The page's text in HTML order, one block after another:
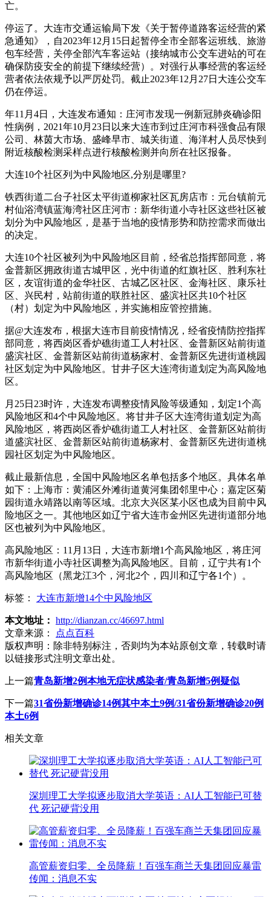
亡。
停运了。大连市交通运输局下发《关于暂停道路客运经营的紧
急通知》，自2023年12月15日起暂停全市全部客运班线、旅游
包车经营，关停全部汽车客运站（接纳城市公交车进站的可在
确保防疫安全的前提下继续经营）。对强行从事经营的客运经
营者依法依规予以严厉处罚。截止2023年12月27日大连公交车
仍在停运。
年11月4日，大连发布通知：庄河市发现一例新冠肺炎确诊阳
性病例，2021年10月23日以来大连市到过庄河市科强食品有限
公司、林茵大市场、盛峰早市、城关街道、海洋村人员尽快到
附近核酸检测采样点进行核酸检测并向所在社区报备。
大连10个社区列为中风险地区,分别是哪里?
铁西街道二台子社区太平街道柳家社区瓦房店市：元台镇前元
村仙浴湾镇蓝海湾社区庄河市：新华街道小寺社区这些社区被
划分为中风险地区，是基于当地的疫情形势和防控需求而做出
的决定。
大连10个社区被列为中风险地区目前，经省总指挥部同意，将
金普新区拥政街道古城甲区，光中街道的红旗社区、胜利东社
区，友谊街道的金华社区、古城乙区社区、金海社区、康乐社
区、兴民村，站前街道的联胜社区、盛滨社区共10个社区
（村）划定为中风险地区，并实施相应管控措施。
据@大连发布，根据大连市目前疫情情况，经省疫情防控指挥
部同意，将西岗区香炉礁街道工人村社区、金普新区站前街道
盛滨社区、金普新区站前街道杨家村、金普新区先进街道桃园
社区划定为中风险地区。甘井子区大连湾街道划定为高风险地
区。
月25日23时许，大连发布调整疫情风险等级通知，划定1个高
风险地区和4个中风险地区。将甘井子区大连湾街道划定为高
风险地区，将西岗区香炉礁街道工人村社区、金普新区站前街
道盛滨社区、金普新区站前街道杨家村、金普新区先进街道桃
园社区划定为中风险地区。
截止最新信息，全国中风险地区名单包括多个地区。具体名单
如下：上海市：黄浦区外滩街道黄河集团邻里中心；嘉定区菊
园街道永靖路以南等区域。北京大兴区某小区也成为目前中风
险地区之一。其他地区如辽宁省大连市金州区先进街道部分地
区也被列为中风险地区。
高风险地区：11月13日，大连市新增1个高风险地区，将庄河
市新华街道小寺社区调整为高风险地区。目前，辽宁共有1个
高风险地区（黑龙江3个，河北2个，四川和辽宁各1个）。
标签： 大连市新增14个中风险地区
本文地址： http://dianzan.cc/46697.html
文章来源：
点点百科
版权声明： 除非特别标注，否则均为本站原创文章，转载时请
以链接形式注明文章出处。
上一篇青岛新增2例本地无症状感染者/青岛新增5例疑似
下一篇31省份新增确诊14例其中本土9例/31省份新增确诊20例
本土6例
相关文章
深圳理工大学拟逐步取消大学英语：AI人工智能已可替
代 死记硬背没用
高管薪资归零、全员降薪！百强车商兰天集团回应暴雷
传闻：消息不实